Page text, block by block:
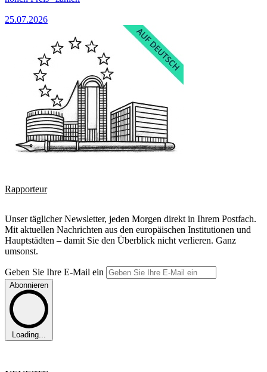
25.07.2026
Rapporteur
Unser täglicher Newsletter, jeden Morgen direkt in Ihrem Postfach.
Mit aktuellen Nachrichten aus den europäischen Institutionen und
Hauptstädten – damit Sie den Überblick nicht verlieren. Ganz
umsonst.
Geben Sie Ihre E-Mail ein
Abonnieren
Loading...